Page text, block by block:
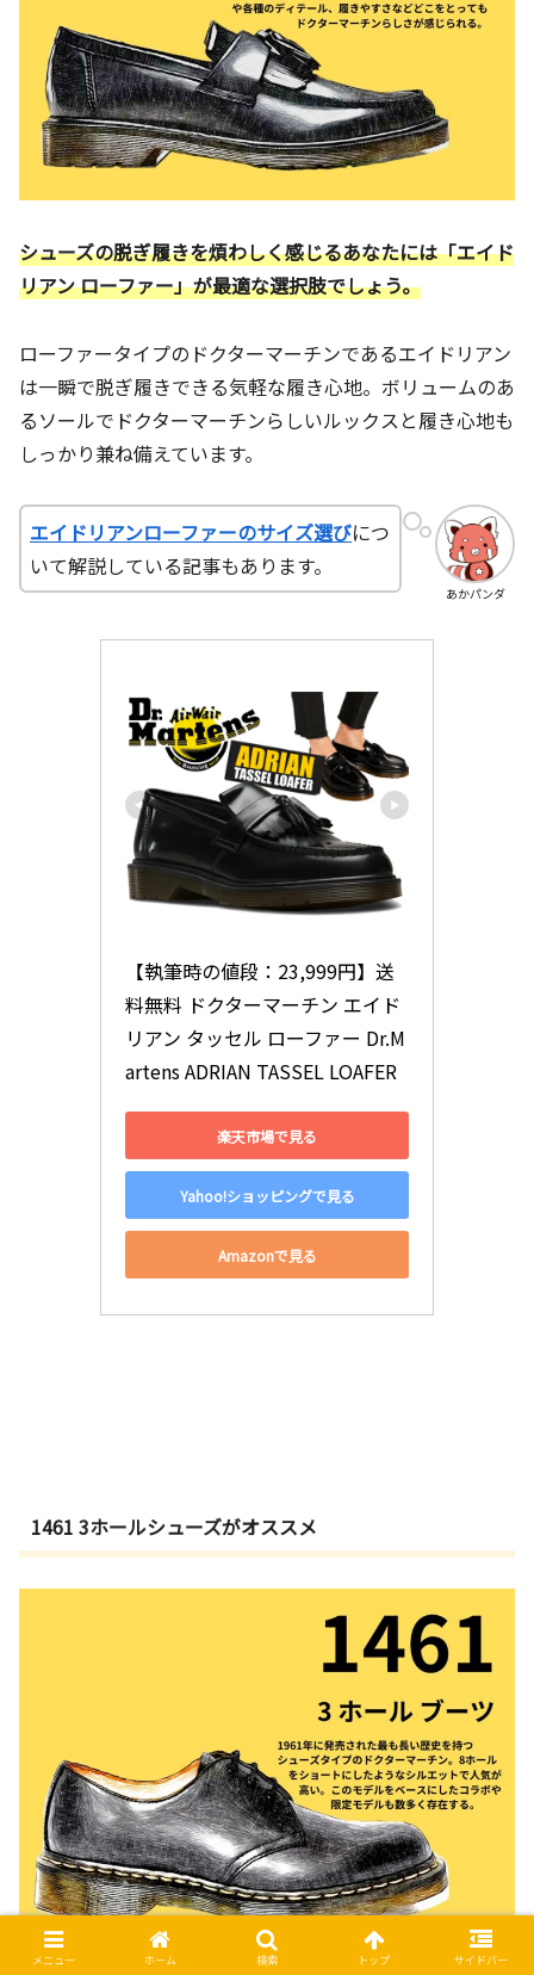
シューズの脱ぎ履きを煩わしく感じるあなたには「エイド
リアン ローファー」が最適な選択肢でしょう。
ローファータイプのドクターマーチンであるエイドリアン
は一瞬で脱ぎ履きできる気軽な履き心地。ボリュームのあ
るソールでドクターマーチンらしいルックスと履き心地も
しっかり兼ね備えています。
あかパンダ
エイドリアンローファーのサイズ選びにつ
いて解説している記事もあります。
【執筆時の値段：23,999円】送
料無料 ドクターマーチン エイド
リアン タッセル ローファー Dr.M
artens ADRIAN TASSEL LOAFER
楽天市場で見る
Yahoo!ショッピングで見る
Amazonで見る
1461 3ホールシューズがオススメ
メニュー ホーム 検索 トップ サイドバー